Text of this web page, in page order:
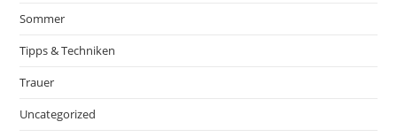
Sommer
Tipps & Techniken
Trauer
Uncategorized